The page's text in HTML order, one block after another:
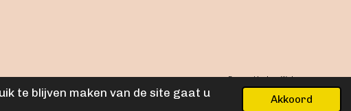
te blijven maken van de site gaat u
Akkoord
Powered byJouwWeb